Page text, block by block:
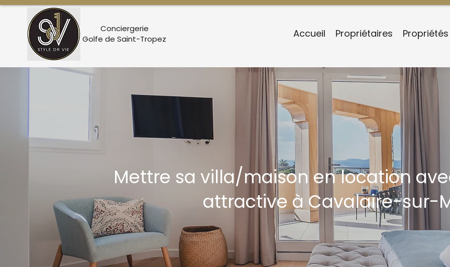
Conciergerie
Golfe de Saint-Tropez
Accueil Propriétaires Propriétés
Mettre sa villa/maison en location
attractive à Cavalaire-sur-